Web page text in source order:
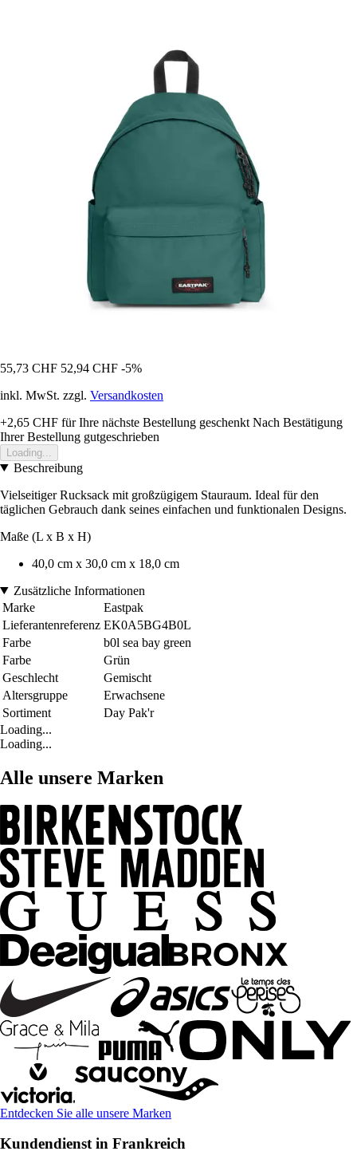
55,73 CHF 52,94 CHF -5%
inkl. MwSt. zzgl. Versandkosten
+2,65 CHF für Ihre nächste Bestellung geschenkt Nach Bestätigung
Ihrer Bestellung gutgeschrieben
Loading...
Beschreibung
Vielseitiger Rucksack mit großzügigem Stauraum. Ideal für den
täglichen Gebrauch dank seines einfachen und funktionalen Designs.
Maße (L x B x H)
40,0 cm x 30,0 cm x 18,0 cm
Zusätzliche Informationen
Marke
Eastpak
Lieferantenreferenz EK0A5BG4B0L
Farbe
b0l sea bay green
Farbe
Grün
Geschlecht
Gemischt
Altersgruppe
Erwachsene
Sortiment
Day Pak'r
Loading...
Loading...
Alle unsere Marken
Entdecken Sie alle unsere Marken
Kundendienst in Frankreich